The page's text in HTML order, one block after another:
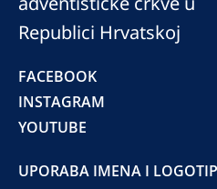
Republici Hrvatskoj
FACEBOOK
INSTAGRAM
YOUTUBE
UPORABA IMENA I